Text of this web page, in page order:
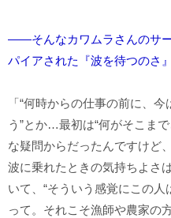
――そんなカワムラさんのサ
パイアされた『波を待つのさ
「“何時からの仕事の前に、
う”とか…最初は“何がそこま
な疑問からだったんですけど
波に乗れたときの気持ちよさ
いて、“そういう感覚にこの
って。それこそ漁師や農家の